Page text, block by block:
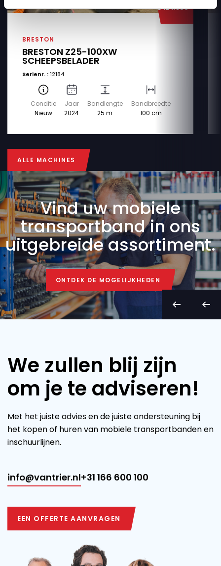
€ 124.500
BRESTON
BRESTON Z25-100XW
SCHEEPSBELADER
Serienr. :12184
Conditie
Nieuw
Jaar
2024
Bandlengte
25 m
Bandbreedte
100 cm
ALLE MACHINES
Vind uw mobiele
transportband in ons
uitgebreide assortiment.
ONTDEK DE MOGELIJKHEDEN
We zullen blij zijn
om je te adviseren!
Met het juiste advies en de juiste ondersteuning bij
het kopen of huren van mobiele transportbanden en
inschuurlijnen.
info@vantrier.nl+31 166 600 100
EEN OFFERTE AANVRAGEN